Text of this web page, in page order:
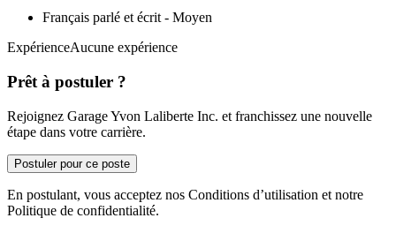
Français parlé et écrit - Moyen
ExpérienceAucune expérience
Prêt à postuler ?
Rejoignez Garage Yvon Laliberte Inc. et franchissez une nouvelle
étape dans votre carrière.
Postuler pour ce poste
En postulant, vous acceptez nos Conditions d’utilisation et notre
Politique de confidentialité.